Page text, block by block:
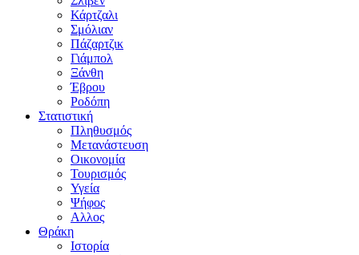
Κάρτζαλι
Σμόλιαν
Πάζαρτζικ
Γιάμπολ
Ξάνθη
Έβρου
Ροδόπη
Στατιστική
Πληθυσμός
Μετανάστευση
Οικονομία
Τουρισμός
Υγεία
Ψήφος
Αλλος
Θράκη
Ιστορία